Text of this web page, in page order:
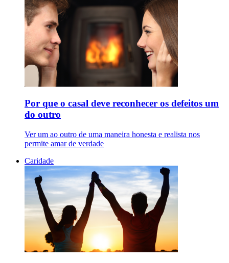
Por que o casal deve reconhecer os defeitos um
do outro
Ver um ao outro de uma maneira honesta e realista nos
permite amar de verdade
Caridade